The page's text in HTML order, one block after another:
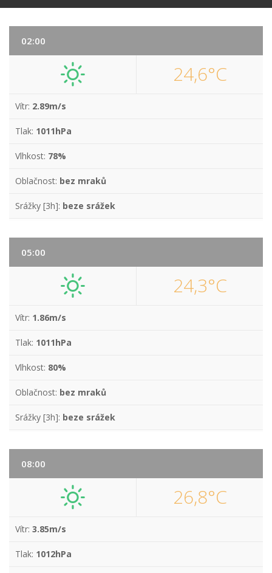
02:00
24,6°C
Vítr: 2.89m/s
Tlak: 1011hPa
Vlhkost: 78%
Oblačnost: bez mraků
Srážky [3h]: beze srážek
05:00
24,3°C
Vítr: 1.86m/s
Tlak: 1011hPa
Vlhkost: 80%
Oblačnost: bez mraků
Srážky [3h]: beze srážek
08:00
26,8°C
Vítr: 3.85m/s
Tlak: 1012hPa